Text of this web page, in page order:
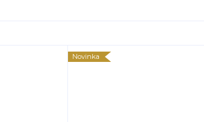
Novinka